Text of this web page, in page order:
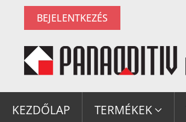
Fő tartalom átugrása
BEJELENTKEZÉS
KEZDŐLAP TERMÉKEK